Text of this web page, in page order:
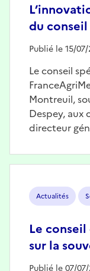
du
Publié le 15/
Le conseil
Montreuil,
Despey,
directeur
Actualités
Le
sur la
Publié le 07/